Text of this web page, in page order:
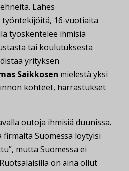
Lähes
työntekijöitä, 16-vuotiaita
työskentelee ihmisiä
tai koulutuksesta
yrityksen
Saikkosen mielestä yksi
kohteet, harrastukset
outoja ihmisiä duunissa.
Suomessa löytyisi
mutta Suomessa ei
on aina ollut